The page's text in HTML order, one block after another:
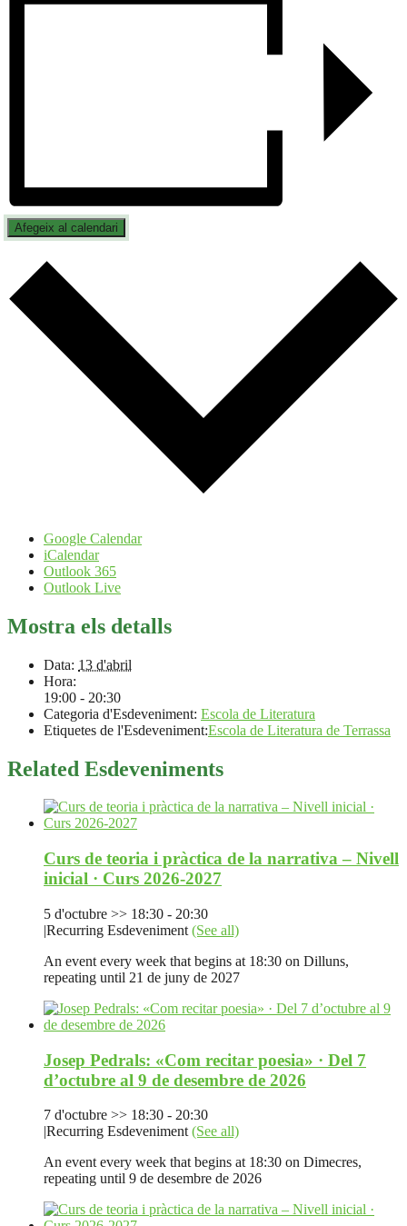
Afegeix al calendari
Google Calendar
iCalendar
Outlook 365
Outlook Live
Mostra els detalls
Data: 13 d'abril
Hora:
19:00 - 20:30
Categoria d'Esdeveniment: Escola de Literatura
Etiquetes de l'Esdeveniment:Escola de Literatura de Terrassa
Related Esdeveniments
Curs de teoria i pràctica de la narrativa – Nivell
inicial · Curs 2026-2027
5 d'octubre >> 18:30 - 20:30
|Recurring Esdeveniment (See all)
An event every week that begins at 18:30 on Dilluns,
repeating until 21 de juny de 2027
Josep Pedrals: «Com recitar poesia» · Del 7
d’octubre al 9 de desembre de 2026
7 d'octubre >> 18:30 - 20:30
|Recurring Esdeveniment (See all)
An event every week that begins at 18:30 on Dimecres,
repeating until 9 de desembre de 2026